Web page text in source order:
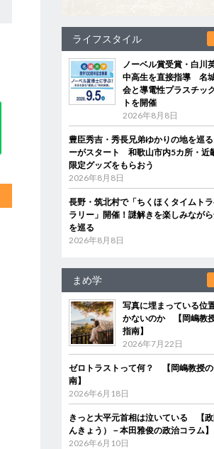
ライフスタイル
ノーベル賞受賞・白川
中高生を直接指導 名
会と導電性プラスチッ
トを開催
2026年8月8日
豊臣秀吉・秀長兄弟ゆかりの地を巡
ーがスタート 和歌山市内5カ所・近
限定グッズをもらおう
2026年8月8日
長野・筑北村で「ちくほくタイムト
ラリー」開催！謎解きを楽しみなが
を巡る
2026年8月8日
まめ学
写真に埋まっている位
かないのか 【岡嶋教
指南】
2026年7月22日
ゼロトラストって何？ 【岡嶋教授
南】
2026年6月18日
きっと大平元首相は泣いている 【
んきょう）－本田雅俊の政治コラム】
2026年6月10日